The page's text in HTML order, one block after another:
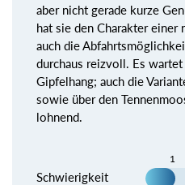
aber nicht gerade kurze
hat sie den Charakter einer
auch die
durchaus reizvoll. Es
Gipfelhang; auch die
sowie über den
lohnend.
1
Schwierigkeit